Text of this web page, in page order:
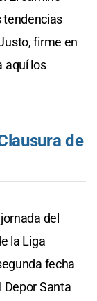
tendencias
firme en
aquí los
de
del
la Liga
fecha
Depor Santa